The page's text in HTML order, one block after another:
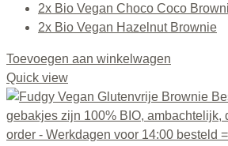
2x Bio Vegan Choco Coco
2x Bio Vegan Hazelnut Brownie
Toevoegen aan winkelwagen
Quick view